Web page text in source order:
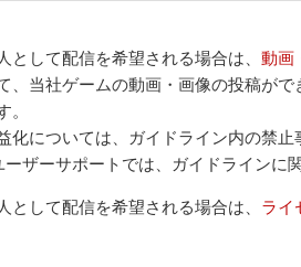
として配信を希望される場合は、動画
、当社ゲームの動画・画像の投稿が
。
化については、ガイドライン内の禁止
ーザーサポートでは、ガイドラインに
として配信を希望される場合は、 ライ